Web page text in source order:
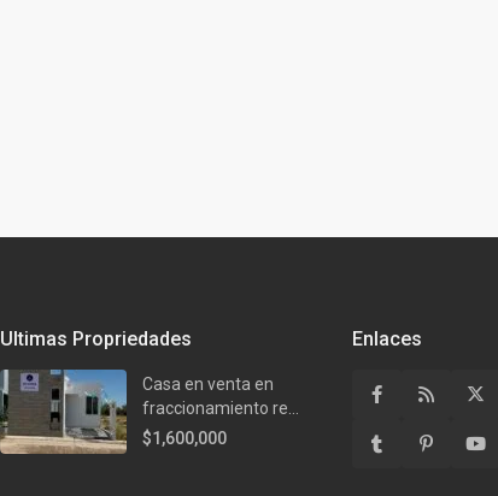
Ultimas Propriedades
Casa en venta en
fraccionamiento re...
$1,600,000
Enlaces